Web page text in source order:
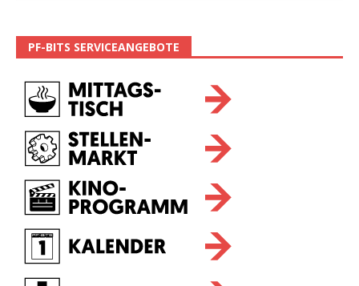
PF-BITS SERVICEANGEBOTE